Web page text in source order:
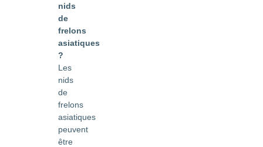
nids
de
frelons
asiatiques
?
Les
nids
de
frelons
asiatiques
peuvent
être